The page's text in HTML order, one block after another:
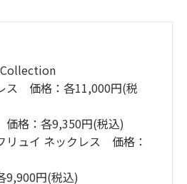
ス 価格：各11,000円(税
格：各9,350円(税込)
リュイ ネックレス 価格：
9,900円(税込)